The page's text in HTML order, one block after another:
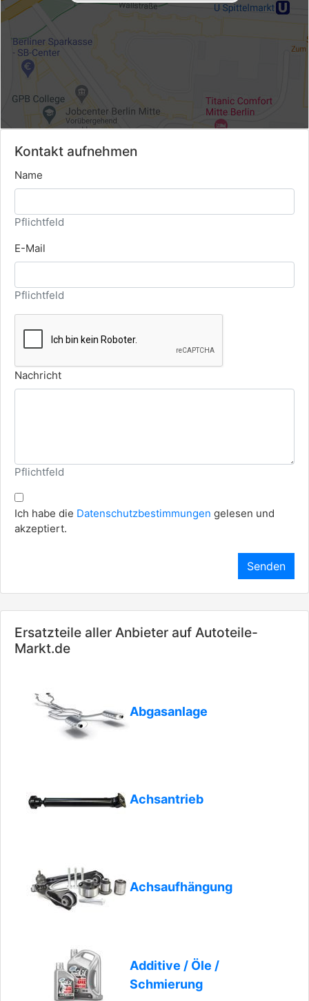
Kontakt aufnehmen
Name
Pflichtfeld
E-Mail
Pflichtfeld
Nachricht
Pflichtfeld
Ich habe die Datenschutzbestimmungen gelesen und
akzeptiert.
Senden
Ersatzteile aller Anbieter auf Autoteile-
Markt.de
Abgasanlage
Achsantrieb
Achsaufhängung
Additive / Öle /
Schmierung